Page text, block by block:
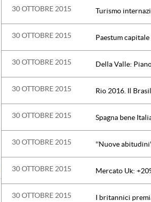
30 OTTOBRE 2015 Turismo
30 OTTOBRE 2015 Paestum
30 OTTOBRE 2015 Della Valle:
30 OTTOBRE 2015 Rio 2016. Il
30 OTTOBRE 2015 Spagna bene
30 OTTOBRE 2015 ''Nuove
30 OTTOBRE 2015 Mercato Uk:
30 OTTOBRE 2015 I britannici